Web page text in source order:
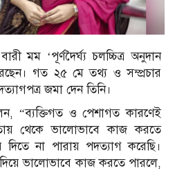
মম ‘পূর্ণদৈর্ঘ্য চলচ্চিত্র অনুদান
গত ২৫ মে তথ্য ও সম্প্রচার
জমা দেন তিনি।
“ব্যক্তিগত ও পেশাগত কারণেই
থেকে ভালোভাবে কাজ করতে
দিতে না পারায় পদত্যাগ করেছি।
ভালোভাবে কাজ করতে পারলে,